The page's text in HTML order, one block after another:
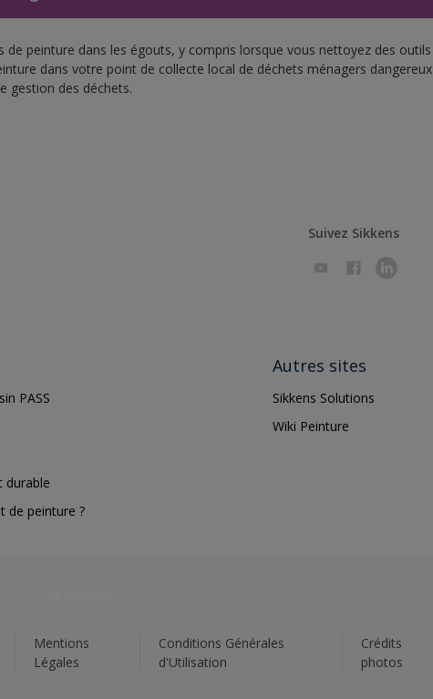
de peinture dans les égouts, y compris lorsque vous nettoyez des
dans votre point de collecte local de déchets ménagers
gestion des déchets.
Suivez Sikkens
PASS
durable
de peinture ?
Autres sites
Sikkens Solutions
Wiki Peinture
Mentions
Légales
Conditions Générales
d'Utilisation
Crédits
photos